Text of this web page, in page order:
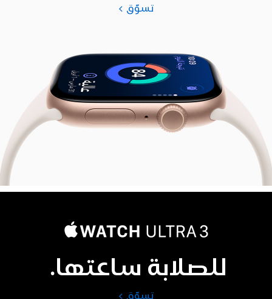
تسوّق Apple
11
للصلابة ساعتها.
تسوّق Apple